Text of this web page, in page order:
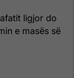
ligjor do
e masës së